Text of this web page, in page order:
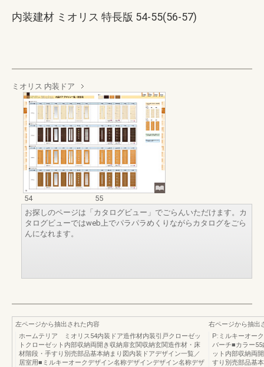
内装建材 ミオリス 特長版 54-55(56-57)
ミオリス 内装ドア
54
55
お探しのページは「カタログビュー」でごらんいただけます。カ
タログビューではweb上でパラパラめくりながらカタログをごら
んになれます。
左ページから抽出された内容
ホームテリア ミオリス54内装ドア造作材内装引戸クローゼッ
トクローゼット内部収納両開き収納扉玄関収納玄関造作材・床
材階段・手すり別売部品基本納まり図内装ドアデザイン一覧／
居室用■ミルキーオークデザイン名称デザインデザイン名称デザ
右ページから抽出
P:ミルキーオー
バーチ■カラー
ット内部収納両
すり別売部品基